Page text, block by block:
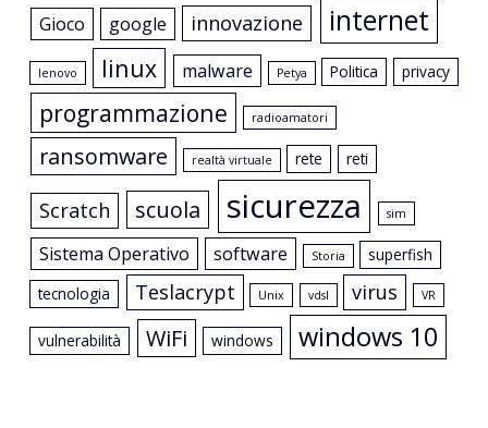
Gioco google innovazione internet
lenovo linux malware Petya Politica privacy
programmazione radioamatori
ransomware realtà virtuale rete reti
Scratch scuola sicurezza sim
Sistema Operativo software Storia
superfish
tecnologia
Teslacrypt Unix vdsl virus VR
vulnerabilità WiFi windows windows 10